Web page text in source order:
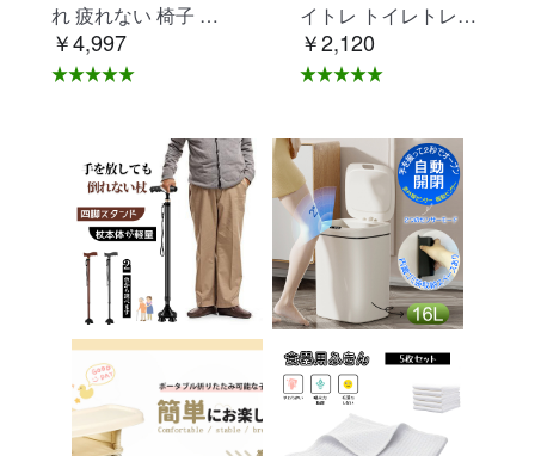
れ 疲れない 椅子 白
ホワイト デスクチェ
ア 疲れにくい 学習椅
学習チェア オフィス
チェア パソコンチェ
ア ベロア調 インテリ
ア 椅子 イス 在宅ワ
ーク アシェル ブリリ
アント C-56
￥4,997
イトレ トイレトレー
ニング トイレ 練習
折りたたみ おまる 補
供用 便座 トイレ補助
踏み台 男の子 女の子
子供 子ども トイトレ
送料無料 ステップ ス
テップ台 トイレ D-2
8
￥2,120